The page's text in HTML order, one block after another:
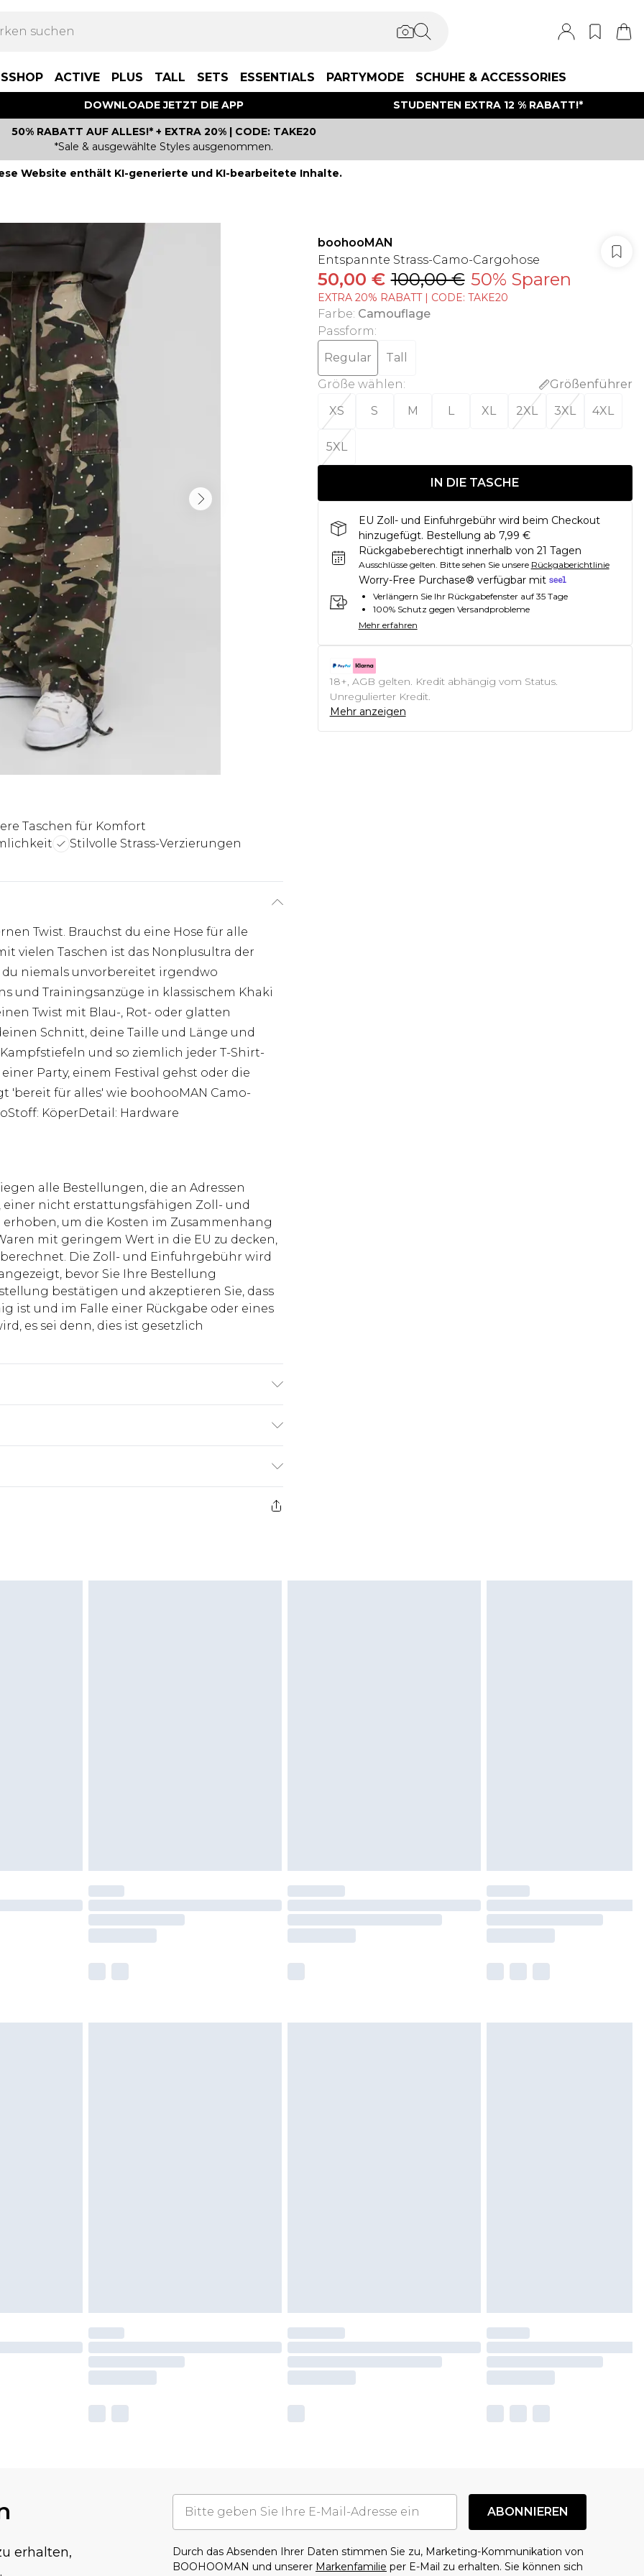
ACTIVE PLUS TALL SETS ESSENTIALS PARTYMODE SCHUHE & ACCESSORIES
DOWNLOADE JETZT DIE APP STUDENTEN EXTRA 12 % RABATT!*
50% RABATT AUF ALLES!* + EXTRA 20% | CODE: TAKE20
*Sale & ausgewählte Styles ausgenommen.
Website enthält KI-generierte und KI-bearbeitete Inhalte.
Taschen für Komfort
Stilvolle Strass-Verzierungen
Twist. Brauchst du eine Hose für alle
vielen Taschen ist das Nonplusultra der
niemals unvorbereitet irgendwo
und Trainingsanzüge in klassischem Khaki
Twist mit Blau-, Rot- oder glatten
Schnitt, deine Taille und Länge und
und so ziemlich jeder T-Shirt-
Party, einem Festival gehst oder die
'bereit für alles' wie boohooMAN Camo-
KöperDetail: Hardware
alle Bestellungen, die an Adressen
nicht erstattungsfähigen Zoll- und
um die Kosten im Zusammenhang
mit geringem Wert in die EU zu decken,
Die Zoll- und Einfuhrgebühr wird
bevor Sie Ihre Bestellung
bestätigen und akzeptieren Sie, dass
ist und im Falle einer Rückgabe oder eines
es sei denn, dies ist gesetzlich
€7.99
€14.99
sowie Bademode oder
boohooMAN
Entspannte Strass-Camo-Cargohose
50,00 € 100,00 € 50% Sparen
EXTRA 20% RABATT | CODE: TAKE20
Farbe: Camouflage
Passform:
Regular
Tall
Größe wählen:
Größenführer
XS
S M L XL 2XL 3XL 4XL
5XL
IN DIE TASCHE
EU Zoll- und Einfuhrgebühr wird beim Checkout
hinzugefügt. Bestellung ab 7,99 €
Rückgabeberechtigt innerhalb von 21 Tagen
Ausschlüsse gelten. Bitte sehen Sie unsere Rückgaberichtlinie
Worry-Free Purchase® verfügbar mit
Verlängern Sie Ihr Rückgabefenster auf 35 Tage
100% Schutz gegen Versandprobleme
Mehr erfahren
18+, AGB gelten. Kredit abhängig vom Status.
Unregulierter Kredit.
Mehr anzeigen
erhalten,
ABONNIEREN
Durch das Absenden Ihrer Daten stimmen Sie zu, Marketing-Kommunikation von
BOOHOOMAN und unserer Markenfamilie per E-Mail zu erhalten. Sie können sich